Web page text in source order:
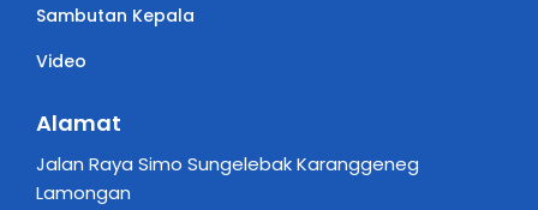
Sambutan Kepala
Video
Alamat
Jalan Raya Simo Sungelebak Karanggeneg
Lamongan